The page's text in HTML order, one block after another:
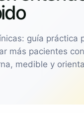
guía práctica
más pacientes
medible y